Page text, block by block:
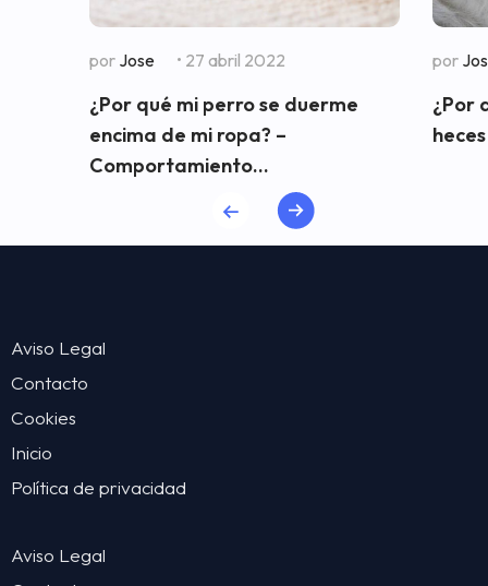
por Jose • 27 abril 2022
¿Por qué mi perro se duerme
encima de mi ropa? –
Comportamiento...
por
¿Por
Aviso Legal
Contacto
Cookies
Inicio
Política de privacidad
Aviso Legal